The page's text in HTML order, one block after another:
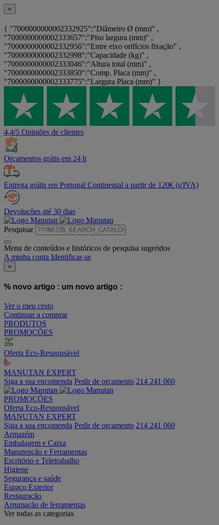
×
{ "7000000000002332925":"Diâmetro Ø (mm)" ,
"7000000000002333657":"Piso largura (mm)" ,
"7000000000002332956":"Entre eixo orifícios fixação" ,
"7000000000002332998":"Capacidade (kg)" ,
"7000000000002333046":"Altura total (mm)" ,
"7000000000002333850":"Comp. Placa (mm)" ,
"7000000000002333775":"Largura Placa (mm)" }
4,4/5 Opiniões de clientes
Orçamentos grátis em 24 h
Entrega grátis em Portugal Continental a partir de 120€ (s/IVA)
Devoluções até 30 dias
Pesquisar
Menu de conteúdos e históricos de pesquisa sugeridos
A minha conta Identificar-se
×
% novo artigo : um novo artigo :
Ver o meu cesto
Continuar a comprar
PRODUTOS
PROMOÇÕES
Oferta Eco-Responsável
MANUTAN EXPERT
Siga a sua encomenda Pedir de orçamento 214 241 060
PROMOÇÕES
Oferta Eco-Responsável
MANUTAN EXPERT
Siga a sua encomenda Pedir de orçamento 214 241 060
Armazém
Embalagem e Caixa
Manutenção e Ferramentas
Escritório e Teletrabalho
Higiene
Segurança e saúde
Espaço Exterior
Restauração
Arrumação de ferramentas
Ver todas as categorias